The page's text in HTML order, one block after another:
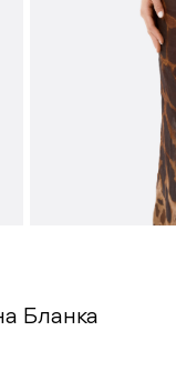
Бланка